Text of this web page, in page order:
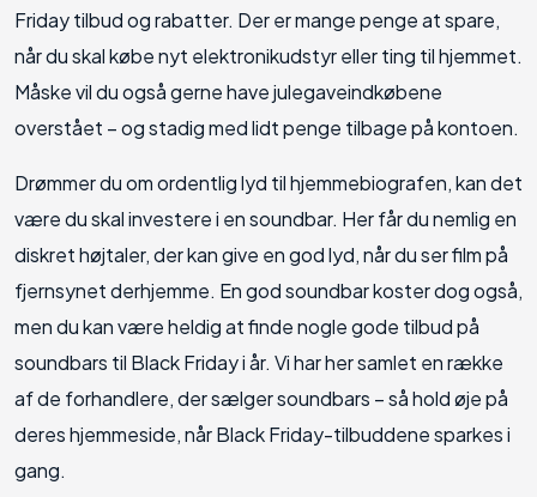
Friday tilbud og rabatter. Der er mange penge at spare,
når du skal købe nyt elektronikudstyr eller ting til hjemmet.
Måske vil du også gerne have julegaveindkøbene
overstået – og stadig med lidt penge tilbage på kontoen.
Drømmer du om ordentlig lyd til hjemmebiografen, kan det
være du skal investere i en soundbar. Her får du nemlig en
diskret højtaler, der kan give en god lyd, når du ser film på
fjernsynet derhjemme. En god soundbar koster dog også,
men du kan være heldig at finde nogle gode tilbud på
soundbars til Black Friday i år. Vi har her samlet en række
af de forhandlere, der sælger soundbars – så hold øje på
deres hjemmeside, når Black Friday-tilbuddene sparkes i
gang.